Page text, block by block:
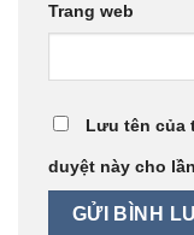
Trang web
Lưu tên của
duyệt này cho